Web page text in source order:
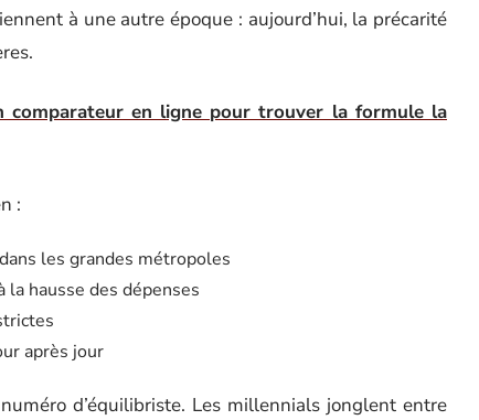
à une autre époque : aujourd’hui, la précarité
comparateur en ligne pour trouver la formule la
:
les grandes métropoles
hausse des dépenses
après jour
d’équilibriste. Les millennials jonglent entre